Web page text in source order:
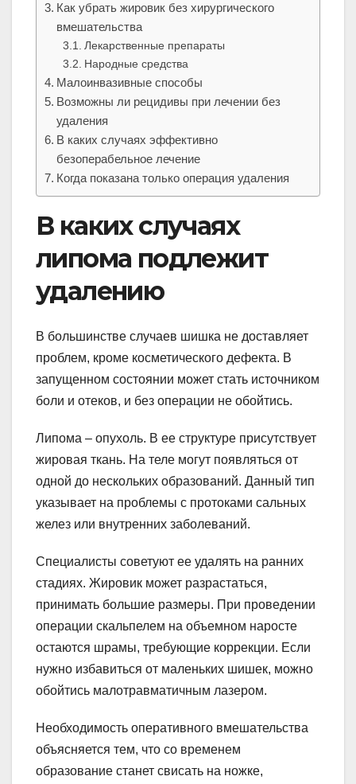
Как убрать жировик без хирургического
вмешательства
Лекарственные препараты
Народные средства
Малоинвазивные способы
Возможны ли рецидивы при лечении без
удаления
В каких случаях эффективно
безоперабельное лечение
Когда показана только операция удаления
В каких случаях
липома подлежит
удалению
В большинстве случаев шишка не доставляет
проблем, кроме косметического дефекта. В
запущенном состоянии может стать источником
боли и отеков, и без операции не обойтись.
Липома – опухоль. В ее структуре присутствует
жировая ткань. На теле могут появляться от
одной до нескольких образований. Данный тип
указывает на проблемы с протоками сальных
желез или внутренних заболеваний.
Специалисты советуют ее удалять на ранних
стадиях. Жировик может разрастаться,
принимать большие размеры. При проведении
операции скальпелем на объемном наросте
остаются шрамы, требующие коррекции. Если
нужно избавиться от маленьких шишек, можно
обойтись малотравматичным лазером.
Необходимость оперативного вмешательства
объясняется тем, что со временем
образование станет свисать на ножке,